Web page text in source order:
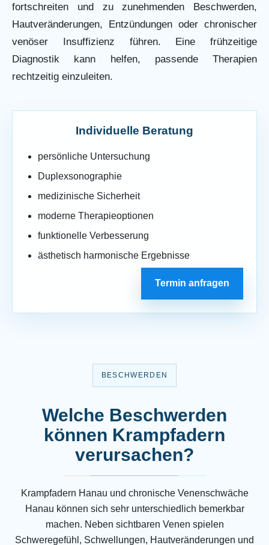
fortschreiten und zu zunehmenden Beschwerden,
Hautveränderungen, Entzündungen oder chronischer
venöser Insuffizienz führen. Eine frühzeitige
Diagnostik kann helfen, passende Therapien
rechtzeitig einzuleiten.
Individuelle Beratung
persönliche Untersuchung
Duplexsonographie
medizinische Sicherheit
moderne Therapieoptionen
funktionelle Verbesserung
ästhetisch harmonische Ergebnisse
Termin anfragen
BESCHWERDEN
Welche Beschwerden
können Krampfadern
verursachen?
Krampfadern Hanau und chronische Venenschwäche
Hanau können sich sehr unterschiedlich bemerkbar
machen. Neben sichtbaren Venen spielen
Schweregefühl, Schwellungen, Hautveränderungen und